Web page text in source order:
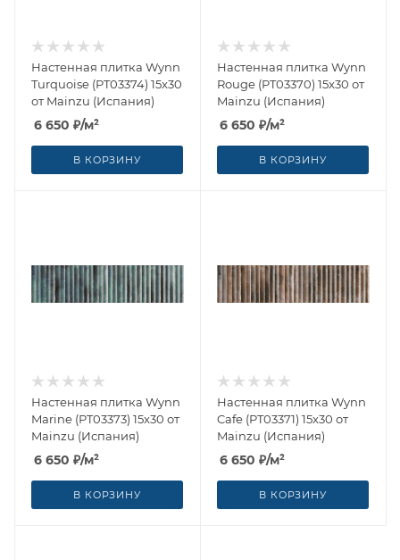
Настенная плитка Wynn
Turquoise (PT03374) 15x30
от Mainzu (Испания)
6 650 ₽/м²
В КОРЗИНУ
Настенная плитка Wynn
Rouge (PT03370) 15x30 от
Mainzu (Испания)
6 650 ₽/м²
В КОРЗИНУ
Настенная плитка Wynn
Marine (PT03373) 15x30 от
Mainzu (Испания)
6 650 ₽/м²
В КОРЗИНУ
Настенная плитка Wynn
Cafe (PT03371) 15x30 от
Mainzu (Испания)
6 650 ₽/м²
В КОРЗИНУ